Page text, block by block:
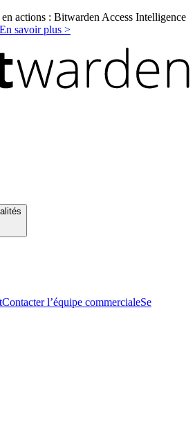
actions : Bitwarden Access Intelligence
En savoir plus >
Contacter l’équipe commercialeSe